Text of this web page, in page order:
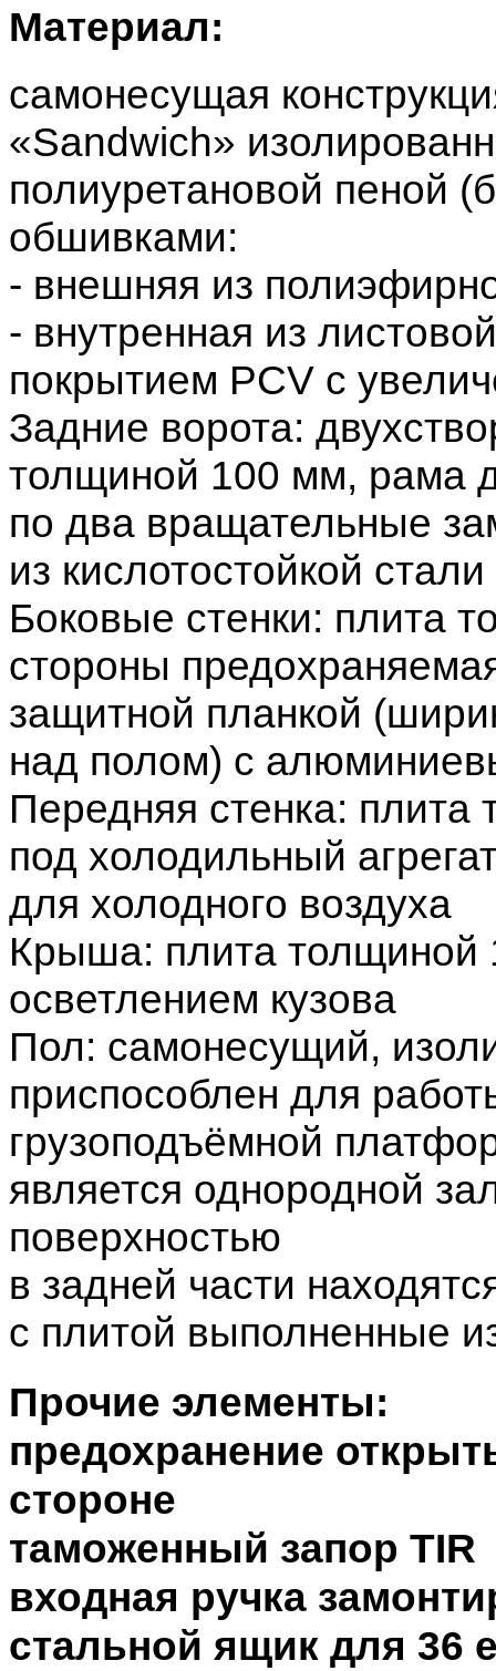
Материал:
самонесущая
«Sandwich»
полиуретановой пеной
обшивками:
- внешняя из
- внутренная из
покрытием PCV c
Задние ворота:
толщиной 100 мм, рама
по два вращательные
из кислотостойкой стали
Боковые стенки: плита
стороны
защитной планкой
над полом) с
Передняя стенка:
под холодильный
для холодного воздуха
Крыша: плита
осветлением кузова
Пол: самонесущий,
приспособлен для
грузоподъёмной
является однородной
поверхностью
в задней части
с плитой выполненные
Прочие элементы:
предохранение
стороне
таможенный запор TIR
входная ручка
стальной ящик для 36